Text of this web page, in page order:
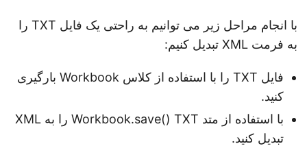
با انجام مراحل زیر می توانیم به راحتی یک فایل TXT را
به فرمت XML تبدیل کنیم:
فایل TXT را با استفاده از کلاس Workbook بارگیری
کنید.
با استفاده از متد Workbook.save() TXT را به XML
تبدیل کنید.